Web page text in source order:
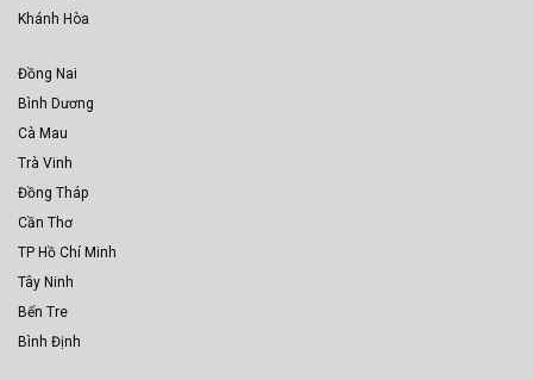
Khánh Hòa
Đồng Nai
Bình Dương
Cà Mau
Trà Vinh
Đồng Tháp
Cần Thơ
TP Hồ Chí Minh
Tây Ninh
Bến Tre
Bình Định